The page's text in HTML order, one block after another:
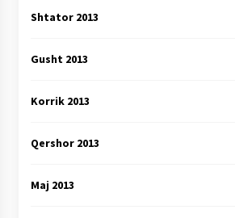
Shtator 2013
Gusht 2013
Korrik 2013
Qershor 2013
Maj 2013